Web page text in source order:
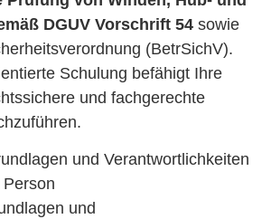
DGUV Vorschrift 54 sowie
(BetrSichV).
Schulung befähigt Ihre
und fachgerechte
und Verantwortlichkeiten
und